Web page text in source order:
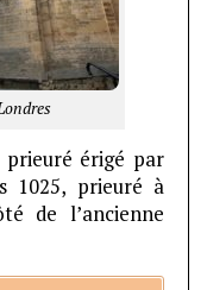
prieuré érigé par
1025, prieuré à
de l’ancienne